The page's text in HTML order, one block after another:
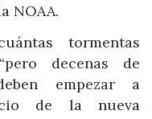
NOAA.
tormentas
decenas de
empezar a
de la nueva